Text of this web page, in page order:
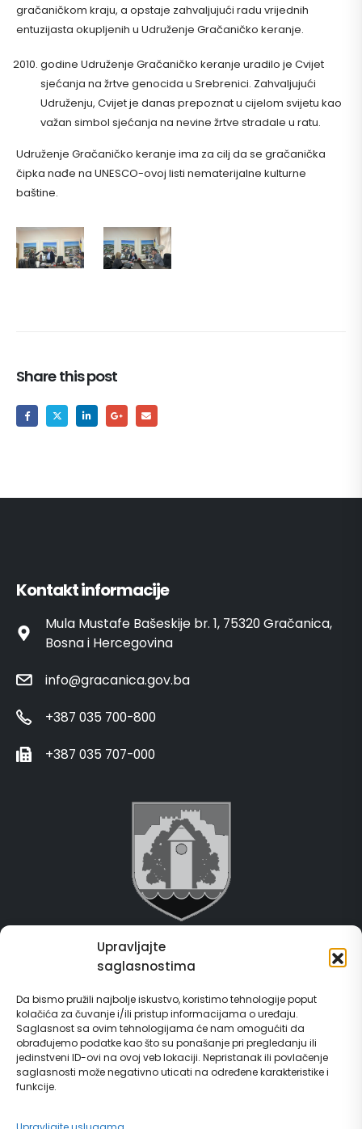
Upravljajte
saglasnostima
Da bismo pružili najbolje iskustvo, koristimo tehnologije poput
kolačića za čuvanje i/ili pristup informacijama o uređaju.
Saglasnost sa ovim tehnologijama će nam omogućiti da
obrađujemo podatke kao što su ponašanje pri pregledanju ili
jedinstveni ID-ovi na ovoj veb lokaciji. Nepristanak ili povlačenje
saglasnosti može negativno uticati na određene karakteristike i
funkcije.
gračaničkom kraju, a opstaje zahvaljujući radu vrijednih
entuzijasta okupljenih u Udruženje Gračaničko keranje.
godine Udruženje Gračaničko keranje uradilo je Cvijet
sjećanja na žrtve genocida u Srebrenici. Zahvaljujući
Udruženju, Cvijet je danas prepoznat u cijelom svijetu kao
važan simbol sjećanja na nevine žrtve stradale u ratu.
Udruženje Gračaničko keranje ima za cilj da se gračanička
čipka nađe na UNESCO-ovoj listi nematerijalne kulturne
baštine.
Share this post
Kontakt informacije
Mula Mustafe Bašeskije br. 1, 75320 Gračanica,
Bosna i Hercegovina
info@gracanica.gov.ba
+387 035 700-800
+387 035 707-000
Grad Gračanica
E-Matičar
72 sata sistem
Invest in Gračanica